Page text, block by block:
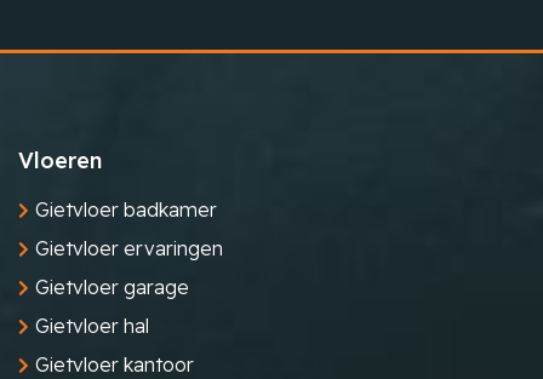
Vloeren
Gietvloer badkamer
Gietvloer ervaringen
Gietvloer garage
Gietvloer hal
Gietvloer kantoor